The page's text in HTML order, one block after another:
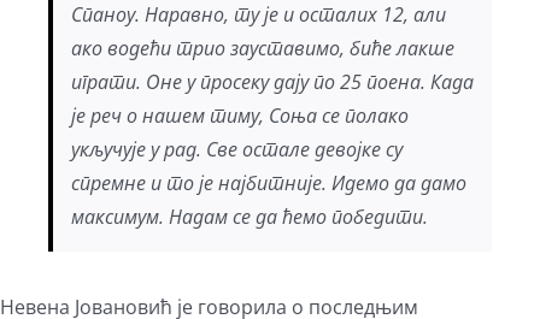
Спаноу. Наравно, ту је и осталих 12, али
ако водећи трио зауставимо, биће лакше
играти. Оне у просеку дају по 25 поена. Када
је реч о нашем тиму, Соња се полако
укључује у рад. Све остале девојке су
спремне и то је најбитније. Идемо да дамо
максимум. Надам се да ћемо победити.
Невена Јовановић је говорила о последњим